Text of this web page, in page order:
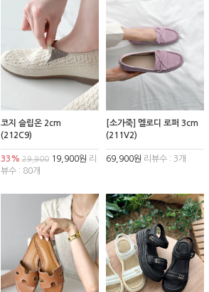
코지 슬립온 2cm
(212C9)
33% 29,90019,900원 리
뷰수 : 80개
[소가죽] 멜로디 로퍼 3cm
(211V2)
69,900원 리뷰수 : 3개